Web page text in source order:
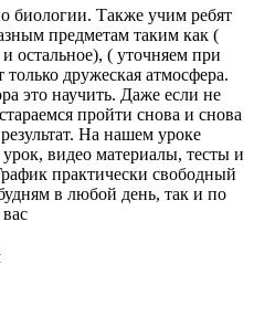
биологии. Также учим ребят
предметам таким как (
остальное), ( уточняем при
дружеская атмосфера.
это научить. Даже если не
пройти снова и снова
На нашем уроке
видео материалы, тесты и
практически свободный
в любой день, так и по